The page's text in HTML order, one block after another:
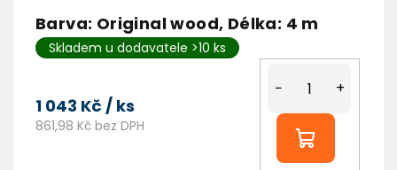
Barva: Original wood, Délka: 4 m
Skladem u dodavatele >10 ks
1 043 Kč / ks
861,98 Kč bez DPH
+
−